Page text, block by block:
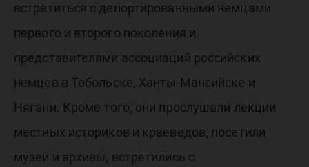
встретиться с депортированными немцами
первого и второго поколения и
представителями ассоциаций российских
немцев в Тобольске, Ханты-Мансийске и
Нягани. Кроме того, они прослушали лекции
местных историков и краеведов, посетили
музеи и архивы, встретились с